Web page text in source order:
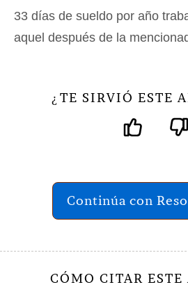
33 días de sueldo por año
aquel después de la
¿ TE SIRVIÓ ESTE
Continúa con
CÓMO CITAR ESTE